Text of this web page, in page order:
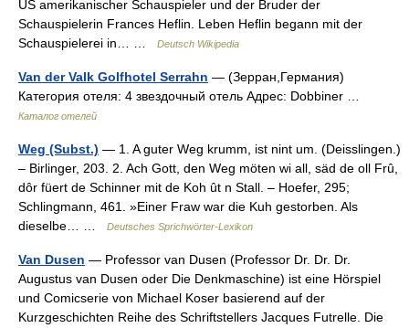
US amerikanischer Schauspieler und der Bruder der
Schauspielerin Frances Heflin. Leben Heflin begann mit der
Schauspielerei in… …
Deutsch Wikipedia
Van der Valk Golfhotel Serrahn — (Зерран,Германия)
Категория отеля: 4 звездочный отель Адрес: Dobbiner …
Каталог отелей
Weg (Subst.) — 1. A guter Weg krumm, ist nint um. (Deisslingen.)
– Birlinger, 203. 2. Ach Gott, den Weg möten wi all, säd de oll Frû,
dôr füert de Schinner mit de Koh ût n Stall. – Hoefer, 295;
Schlingmann, 461. »Einer Fraw war die Kuh gestorben. Als
dieselbe… …
Deutsches Sprichwörter-Lexikon
Van Dusen — Professor van Dusen (Professor Dr. Dr. Dr.
Augustus van Dusen oder Die Denkmaschine) ist eine Hörspiel
und Comicserie von Michael Koser basierend auf der
Kurzgeschichten Reihe des Schriftstellers Jacques Futrelle. Die